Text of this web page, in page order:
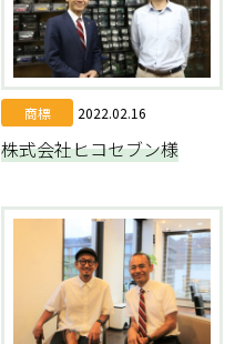
商標 2022.02.16
株式会社ヒコセブン様